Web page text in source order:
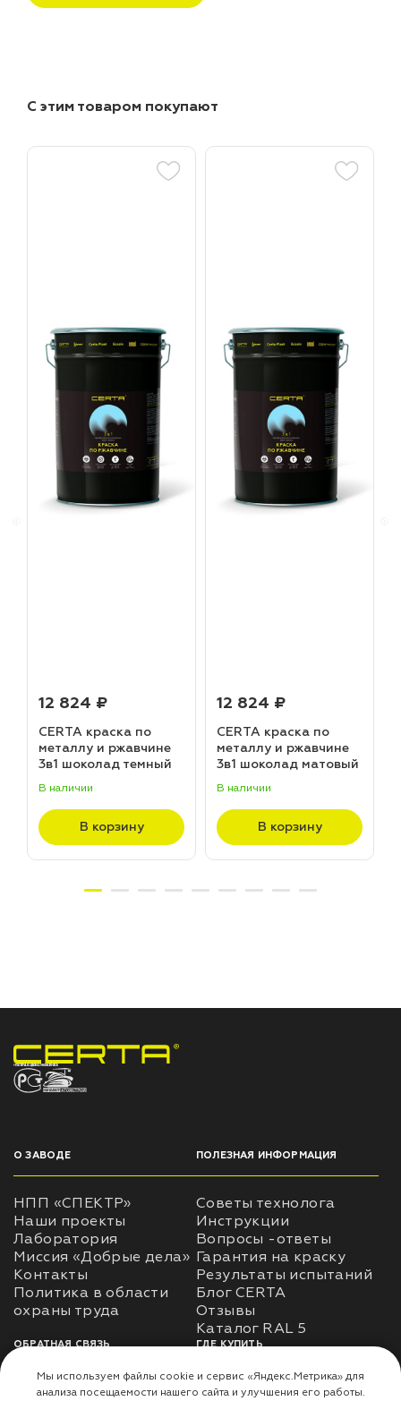
С этим товаром покупают
12 824 ₽
CERTA краска по
металлу и ржавчине
3в1 шоколад темный
(20,0кг)
В наличии
В корзину
12 824 ₽
CERTA краска по
металлу и ржавчине
3в1 шоколад матовый
В наличии
В корзину
НПП «СПЕКТР» ЗАВОД ЛАКОКРАСОЧНЫХ МАТЕРИАЛОВ
О ЗАВОДЕ
НПП «СПЕКТР»
Наши проекты
Лаборатория
Миссия «Добрые дела»
Контакты
Политика в области
ПОЛЕЗНАЯ ИНФОРМАЦИЯ
Советы технолога
Инструкции
Вопросы -ответы
Гарантия на краску
Результаты испытаний
Блог CERTA
Отзывы
Каталог RAL 5
ОБРАТНАЯ СВЯЗЬ
Использование
ГДЕ КУПИТЬ
Доставка